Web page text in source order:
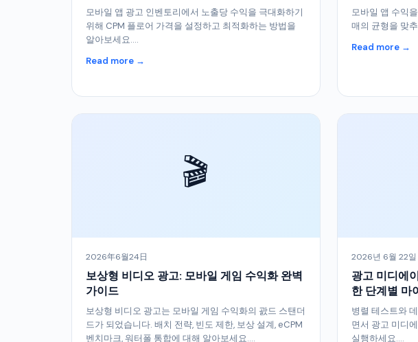
모바일 앱 광고 인벤토리에서 노출당 수익을 극대화하기
위해 CPM 플로어 가격을 설정하고 최적화하는 방법을
알아보세요....
Read more →
모바일 앱 수익
매의 균형을 맞
Read more →
🎬
2026年6월24日
보상형 비디오 광고: 모바일 게임 수익화 완벽
가이드
보상형 비디오 광고는 모바일 게임 수익화의 괈드 스탠더
드가 되었습니다. 배치 전략, 빈도 제한, 보상 설계, eCPM
벤치마크, 워터폴 통합에 대해 알아보세요....
2026년 6월 22일
광고 미디에
한 단계별 마
병렬 테스트와
면서 광고 미디
실행하세요....